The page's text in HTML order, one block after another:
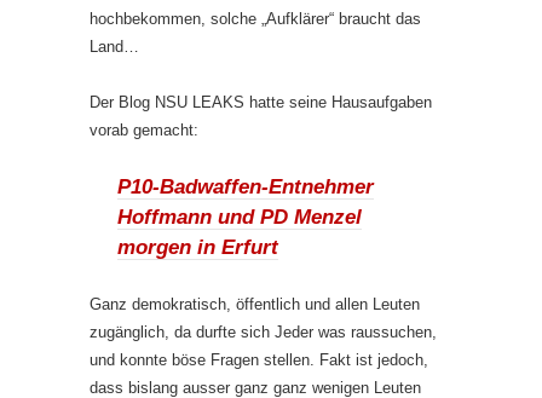
hochbekommen, solche „Aufklärer“ braucht das
Land…
Der Blog NSU LEAKS hatte seine Hausaufgaben
vorab gemacht:
P10-Badwaffen-Entnehmer
Hoffmann und PD Menzel
morgen in Erfurt
Ganz demokratisch, öffentlich und allen Leuten
zugänglich, da durfte sich Jeder was raussuchen,
und konnte böse Fragen stellen. Fakt ist jedoch,
dass bislang ausser ganz ganz wenigen Leuten